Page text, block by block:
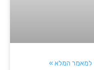
למאמר המלא »